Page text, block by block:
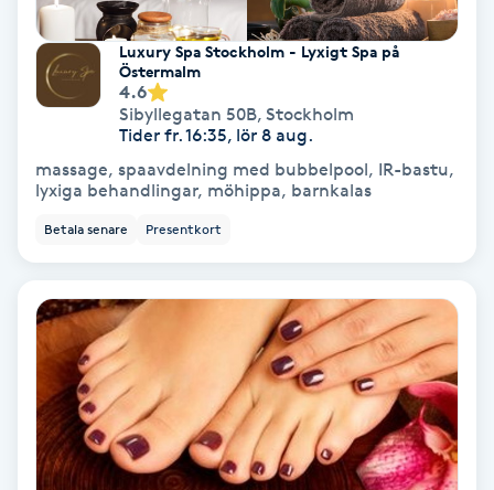
Läpptatuering
Medial vägledning
Medicinsk massage
Meditation
Luxury Spa Stockholm - Lyxigt Spa på
Östermalm
4.6
Sibyllegatan 50B, Stockholm
Tider fr. 16:35, lör 8 aug.
massage, spaavdelning med bubbelpool, IR-bastu,
lyxiga behandlingar, möhippa, barnkalas
Betala senare Presentkort